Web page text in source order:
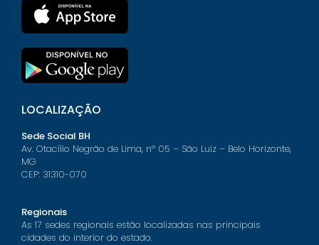
LOCALIZAÇÃO
Sede Social BH
Av. Otacílio Negrão de Lima, nº 05 – São Luiz – Belo Horizonte,
MG
CEP: 31310-070
Regionais
As 17 sedes regionais estão localizadas nas principais
cidades do interior do estado.